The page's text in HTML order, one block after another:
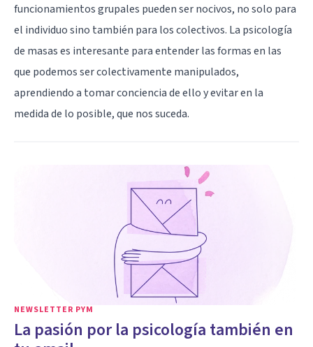
funcionamientos grupales pueden ser nocivos, no solo para
el individuo sino también para los colectivos. La psicología
de masas es interesante para entender las formas en las
que podemos ser colectivamente manipulados,
aprendiendo a tomar conciencia de ello y evitar en la
medida de lo posible, que nos suceda.
NEWSLETTER PYM
La pasión por la psicología también en